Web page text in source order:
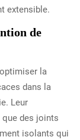
extensible.
de
la
dans la
Leur
des joints
isolants qui